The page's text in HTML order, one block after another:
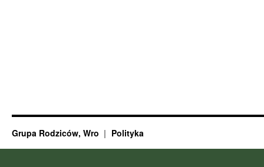
Grupa Rodziców, Wro Polityka